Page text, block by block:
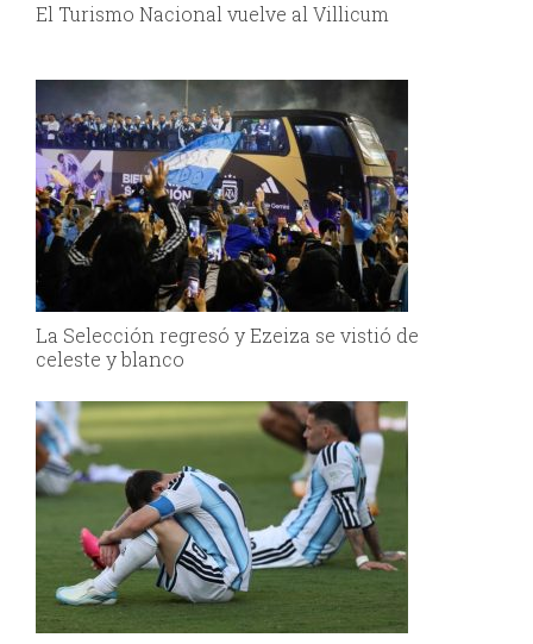
El Turismo Nacional vuelve al Villicum
La Selección regresó y Ezeiza se vistió de
celeste y blanco